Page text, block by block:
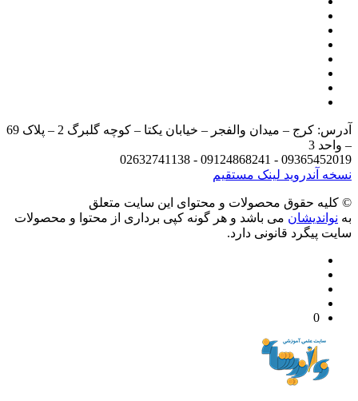
آدرس: کرج – میدان والفجر – خیابان یکتا – کوچه گلبرگ 2 – پلاک 69
3
09365452019 - 09124868241 -
آندرویدلینک مستقیم
حقوق محصولات و محتوای اين سایت متعلق
می باشد و هر گونه کپی برداری از محتوا و محصولات
پیگرد قانونی دارد.